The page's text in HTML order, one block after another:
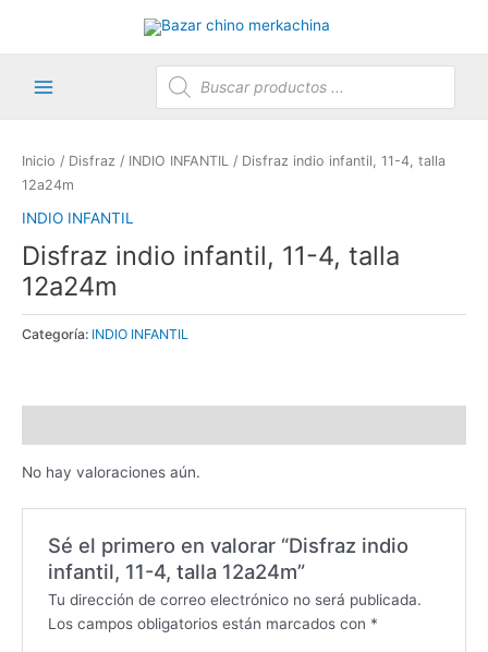
Búsqueda
de
productos
Inicio / Disfraz / INDIO INFANTIL / Disfraz indio infantil, 11-4, talla
12a24m
INDIO INFANTIL
Disfraz indio infantil, 11-4, talla
12a24m
Categoría: INDIO INFANTIL
No hay valoraciones aún.
Sé el primero en valorar “Disfraz indio
infantil, 11-4, talla 12a24m”
Tu dirección de correo electrónico no será publicada.
Los campos obligatorios están marcados con *